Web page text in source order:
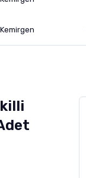
Kemirgen